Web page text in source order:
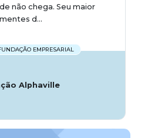
não chega. Seu maior
d...
EMPRESARIAL
Alphaville